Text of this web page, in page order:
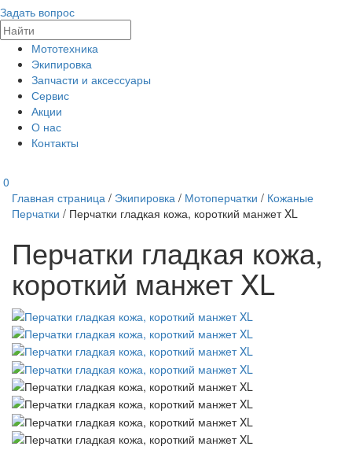
Задать вопрос
Мототехника
Экипировка
Запчасти и аксессуары
Сервис
Акции
О нас
Контакты
0
Главная страница / Экипировка / Мотоперчатки / Кожаные
Перчатки / Перчатки гладкая кожа, короткий манжет XL
Перчатки гладкая кожа,
короткий манжет XL